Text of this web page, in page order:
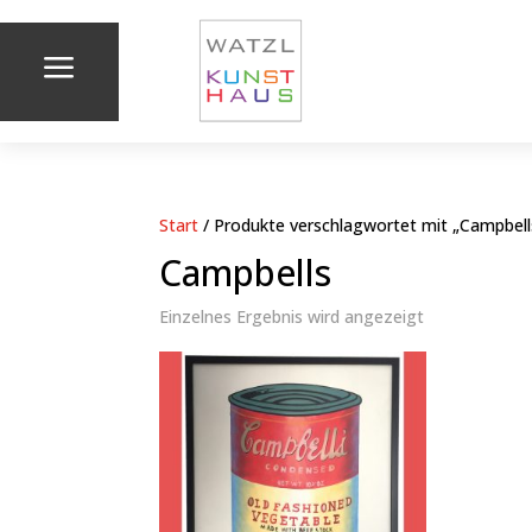
a
Start / Produkte verschlagwortet mit
Campbells
Einzelnes Ergebnis wird angezeigt